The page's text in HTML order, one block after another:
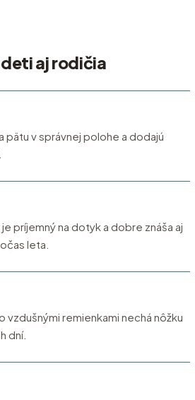
aj rodičia
pätu v správnej polohe a dodajú
príjemný na dotyk a dobre znáša aj
leta.
vzdušnými remienkami nechá nôžku
dní.